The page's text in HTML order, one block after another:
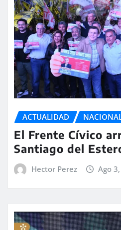
ACTUALIDAD
El Frente Cívico
Santiago del
Hector Perez Ago